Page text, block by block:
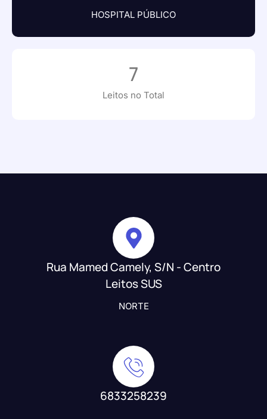
HOSPITAL PÚBLICO
Leitos no Total
7
Rua Mamed Camely, S/N - Centro
Leitos SUS
NORTE
6833258239